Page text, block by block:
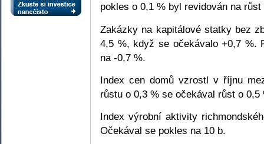
pokles o 0,1 % byl revidován na růst
Zakázky na kapitálové statky bez
4,5 %, když se očekávalo +0,7 %.
na -0,7 %.
Index cen domů vzrostl v říjnu
růstu o 0,3 % se očekával růst o 0,5
Index výrobní aktivity
Očekával se pokles na 10 b.